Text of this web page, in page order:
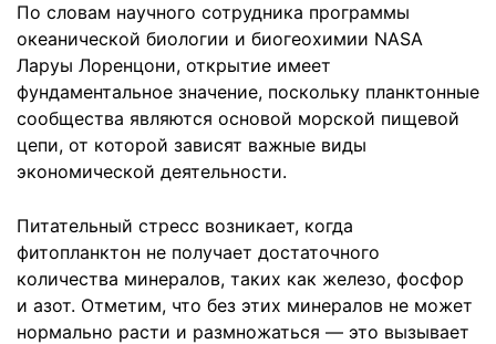
По словам научного сотрудника программы
океанической биологии и биогеохимии NASA
Ларуы Лоренцони, открытие имеет
фундаментальное значение, поскольку планктонные
сообщества являются основой морской пищевой
цепи, от которой зависят важные виды
экономической деятельности.
Питательный стресс возникает, когда
фитопланктон не получает достаточного
количества минералов, таких как железо, фосфор
и азот. Отметим, что без этих минералов не может
нормально расти и размножаться — это вызывает